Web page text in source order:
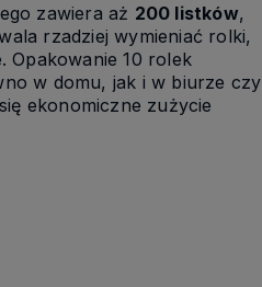
zawiera aż 200 listków,
rzadziej wymieniać rolki,
Opakowanie 10 rolek
w domu, jak i w biurze czy
ekonomiczne zużycie